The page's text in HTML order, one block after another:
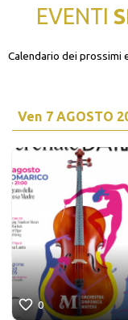
EVENTI
Calendario dei prossimi
Ven 7 AGOSTO
0